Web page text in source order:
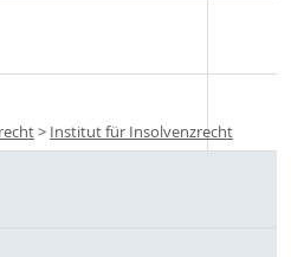
> Institut für Insolvenzrecht